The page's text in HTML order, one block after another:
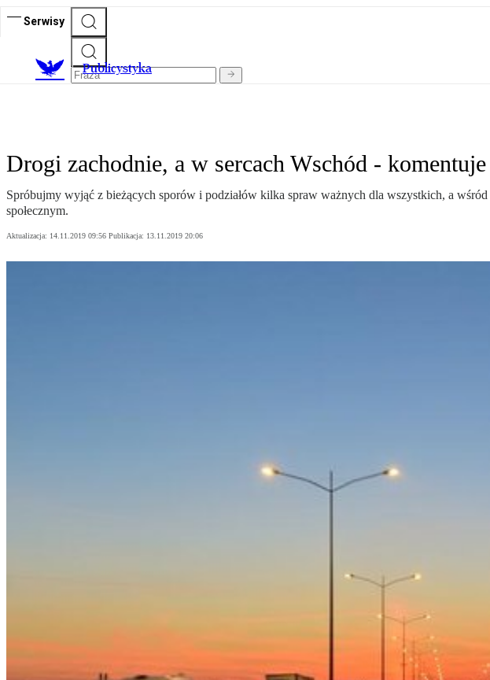
Serwisy
Publicystyka
Drogi zachodnie, a w sercach Wschód -
Spróbujmy wyjąć z bieżących sporów i podziałów kilka spraw ważnych dla wszystkich, a
społecznym.
Aktualizacja: 14.11.2019 09:56 Publikacja: 13.11.2019 20:06